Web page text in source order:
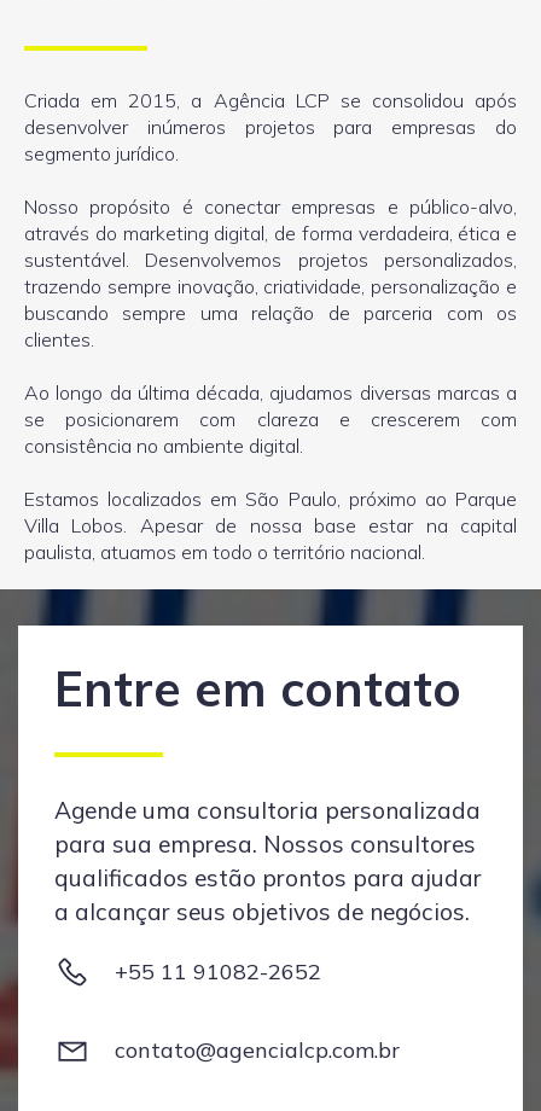
Criada em 2015, a Agência LCP se consolidou após
desenvolver inúmeros projetos para empresas do
segmento jurídico.
Nosso propósito é conectar empresas e público-alvo,
através do marketing digital, de forma verdadeira, ética e
sustentável. Desenvolvemos projetos personalizados,
trazendo sempre inovação, criatividade, personalização e
buscando sempre uma relação de parceria com os
clientes.
Ao longo da última década, ajudamos diversas marcas a
se posicionarem com clareza e crescerem com
consistência no ambiente digital.
Estamos localizados em São Paulo, próximo ao Parque
Villa Lobos. Apesar de nossa base estar na capital
paulista, atuamos em todo o território nacional.
Entre em contato
Agende uma consultoria personalizada
para sua empresa. Nossos consultores
qualificados estão prontos para ajudar
a alcançar seus objetivos de negócios.
+55 11 91082-2652
contato@agencialcp.com.br